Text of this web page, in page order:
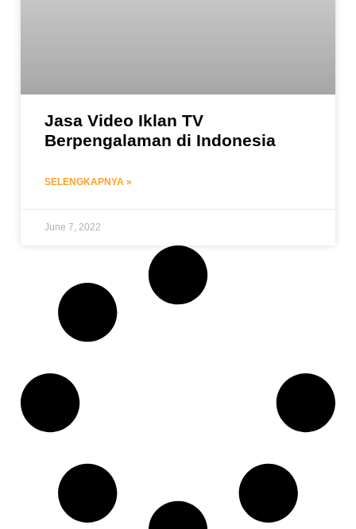
Jasa Video Iklan TV
Berpengalaman di Indonesia
SELENGKAPNYA »
June 7, 2022